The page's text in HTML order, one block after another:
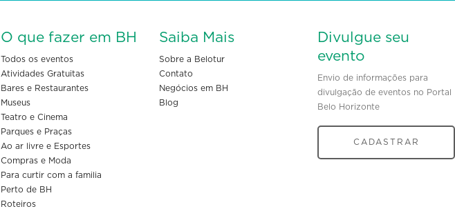
O que fazer em BH
Todos os eventos
Atividades Gratuitas
Bares e Restaurantes
Museus
Teatro e Cinema
Parques e Praças
Ao ar livre e Esportes
Compras e Moda
Para curtir com a familia
Perto de BH
Roteiros
Saiba Mais
Sobre a Belotur
Contato
Negócios em BH
Blog
Divulgue seu
evento
Envio de informações para
divulgação de eventos no Portal
Belo Horizonte
CADASTRAR